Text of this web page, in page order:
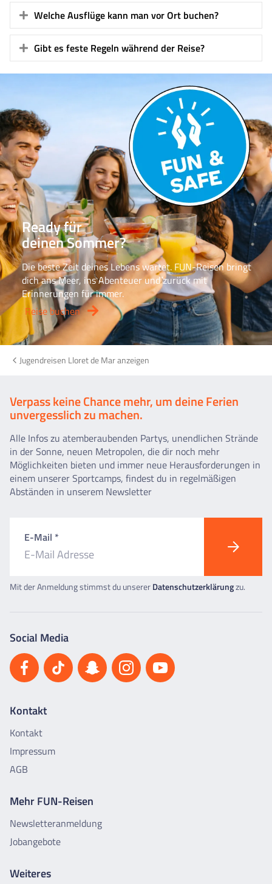
Expand
Welche Ausflüge kann man vor Ort buchen?
Expand
Gibt es feste Regeln während der Reise?
Ready für
deinen Sommer?
Die beste Zeit deines Lebens wartet. FUN-Reisen bringt
dich ans Meer, ins Abenteuer und zurück mit
Erinnerungen für immer.
Reise buchen
Jugendreisen Lloret de Mar anzeigen
Verpass keine Chance mehr, um deine Ferien
unvergesslich zu machen.
Alle Infos zu atemberaubenden Partys, unendlichen Strände
in der Sonne, neuen Metropolen, die dir noch mehr
Möglichkeiten bieten und immer neue Herausforderungen in
einem unserer Sportcamps, findest du in regelmäßigen
Abständen in unserem Newsletter
E-Mail *
Mit der Anmeldung stimmst du unsererDatenschutzerklärungzu.
Social Media
Kontakt
Kontakt
Impressum
AGB
Mehr FUN-Reisen
Newsletteranmeldung
Jobangebote
Weiteres